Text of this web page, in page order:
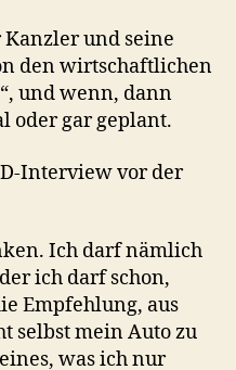
und seine
den wirtschaftlichen
und wenn, dann
oder gar geplant.
Interview vor der
Ich darf nämlich
ich darf schon,
Empfehlung, aus
selbst mein Auto zu
was ich nur